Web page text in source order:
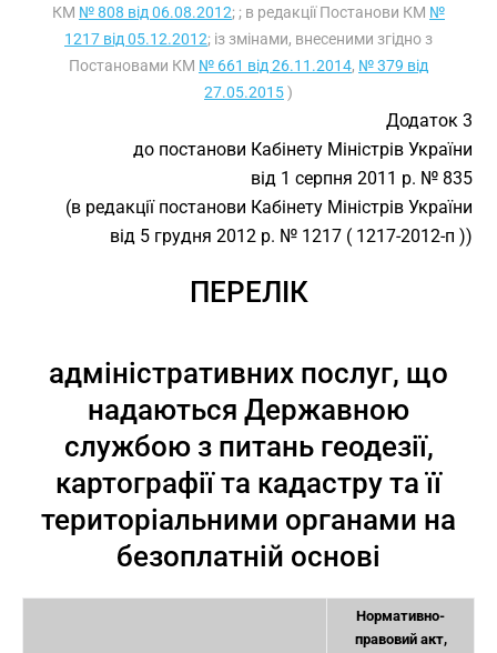
КМ № 808 від 06.08.2012; ; в редакції Постанови КМ №
1217 від 05.12.2012; із змінами, внесеними згідно з
Постановами КМ № 661 від 26.11.2014, № 379 від
27.05.2015)
Додаток 3
до постанови Кабінету Міністрів України
від 1 серпня 2011 р. № 835
(в редакції постанови Кабінету Міністрів України
від 5 грудня 2012 р. № 1217 ( 1217-2012-п ))
ПЕРЕЛІК
адміністративних послуг, що
надаються Державною
службою з питань геодезії,
картографії та кадастру та її
територіальними органами на
безоплатній основі
Нормативно-
правовий акт,